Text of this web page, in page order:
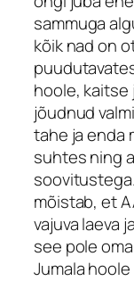
sammuga
kõik nad on
hoole, kaitse
jõudnud
tahe ja enda
suhtes ning
mõistab, et
vajuva laeva
see pole
Jumala